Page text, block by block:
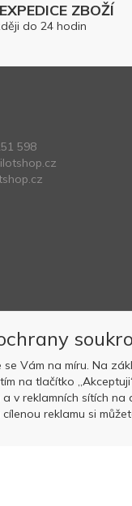
ZBOŽÍ
do 24 hodin
598
© OK
se Vám na míru. Na
na tlačítko
v reklamních sítích na
reklamu si